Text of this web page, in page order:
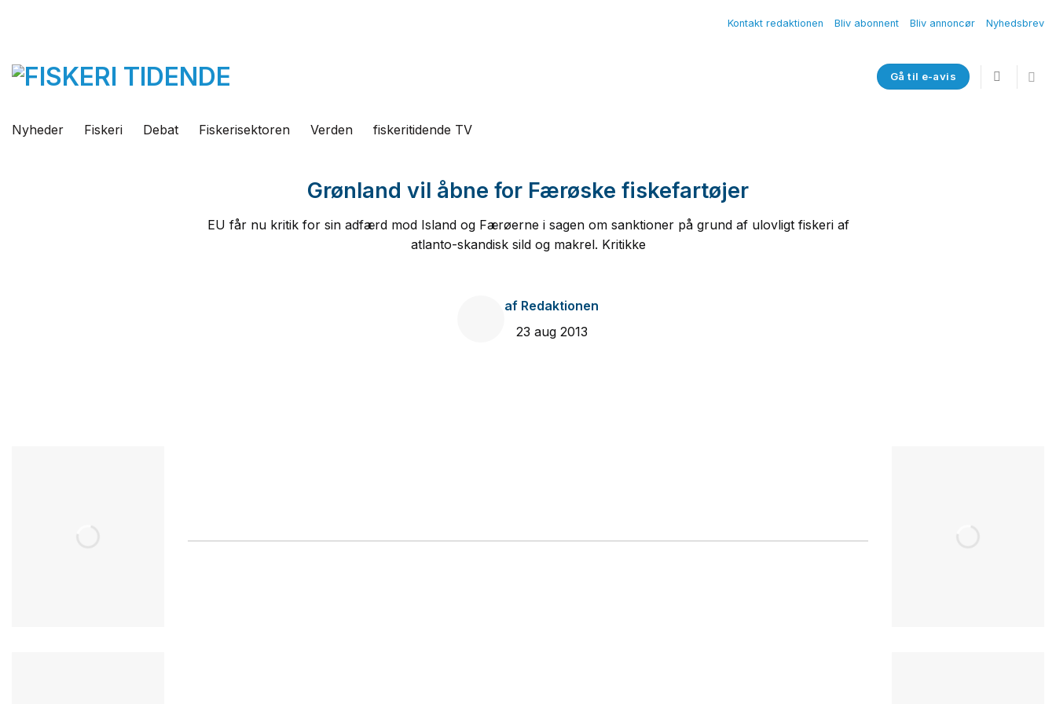
Kontakt redaktionen Bliv abonnent Bliv annoncør Nyhedsbrev
Gå til e-avis
Nyheder Fiskeri Debat Fiskerisektoren Verden fiskeritidende TV
Grønland vil åbne for Færøske fiskefartøjer
EU får nu kritik for sin adfærd mod Island og Færøerne i sagen om sanktioner på grund af ulovligt fiskeri af
atlanto-skandisk sild og makrel. Kritikke
af Redaktionen
23 aug 2013